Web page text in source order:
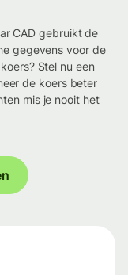
CAD gebruikt de
gegevens voor de
Stel nu een
de koers beter
mis je nooit het